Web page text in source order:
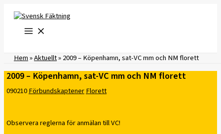
innehåll
Hem»Aktuellt»2009 – Köpenhamn, sat-VC mm och NM florett
2009 – Köpenhamn, sat-VC mm och NM florett
090210FörbundskaptenerFlorett
Observera reglerna för anmälan till VC!